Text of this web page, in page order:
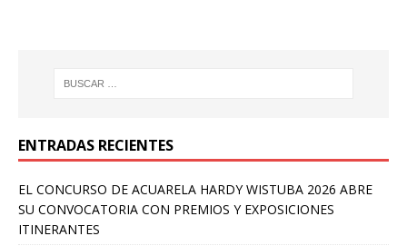
ENTRADAS RECIENTES
EL CONCURSO DE ACUARELA HARDY WISTUBA 2026 ABRE
SU CONVOCATORIA CON PREMIOS Y EXPOSICIONES
ITINERANTES